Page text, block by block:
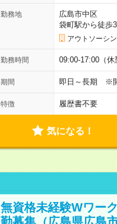
勤務地
広島市中区
袋町駅から徒歩
アウトソーシ
勤務時間 09:00-17:00（休
期間 即日～長期 ※
特徴 履歴書不要
気になる！
無資格未経験Wワー